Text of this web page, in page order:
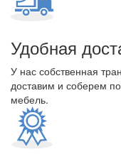
Удобная
У нас собственная
доставим и соберем
мебель.